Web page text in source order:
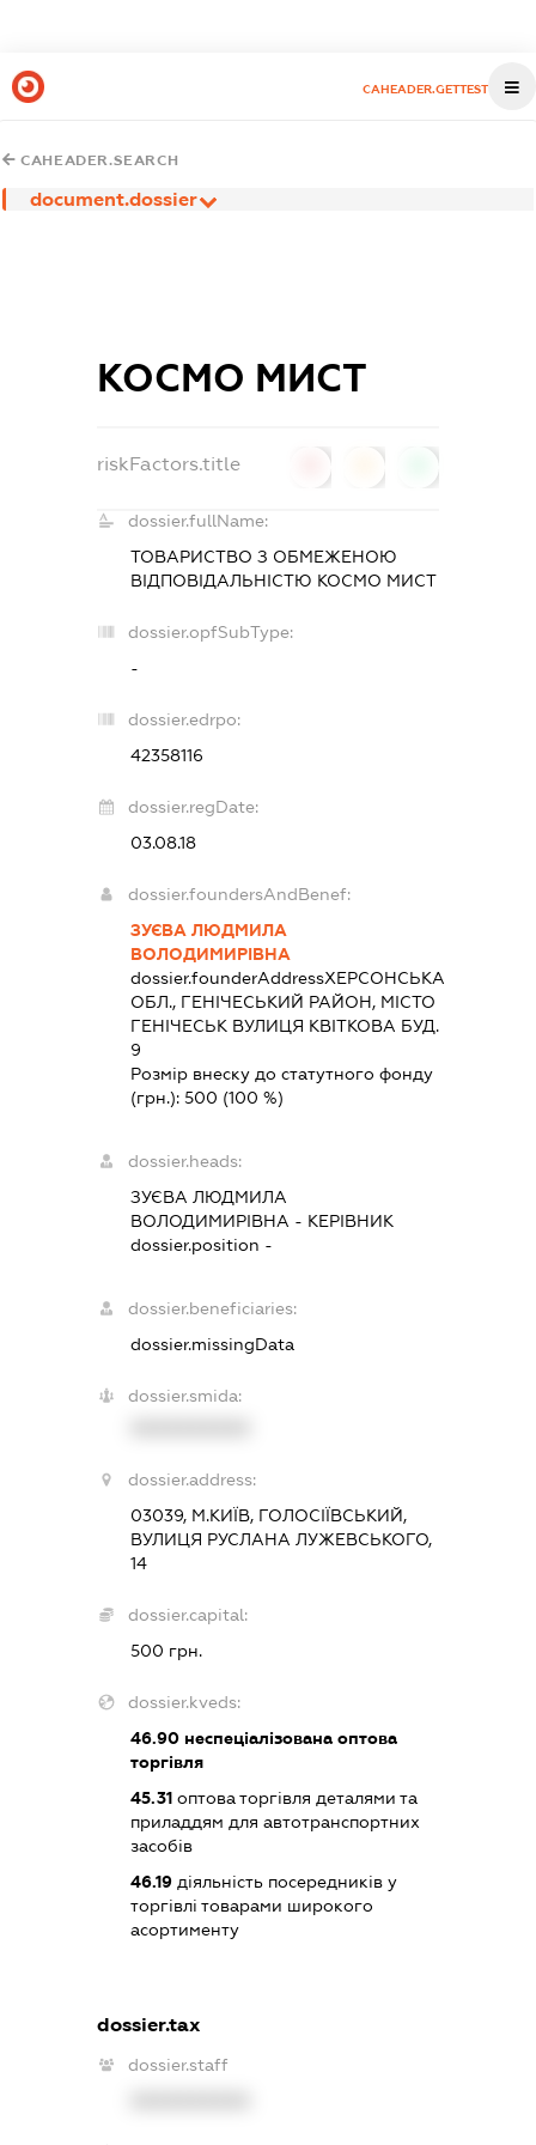
CAHEADER.GETTEST
CAHEADER.SEARCH
document.dossier
КОСМО МИСТ
riskFactors.title
dossier.fullName:
ТОВАРИСТВО З ОБМЕЖЕНОЮ
ВІДПОВІДАЛЬНІСТЮ КОСМО МИСТ
dossier.opfSubType:
-
dossier.edrpo:
42358116
dossier.regDate:
03.08.18
dossier.foundersAndBenef:
ЗУЄВА ЛЮДМИЛА
ВОЛОДИМИРІВНА
dossier.founderAddressХЕРСОНСЬКА
ОБЛ., ГЕНІЧЕСЬКИЙ РАЙОН, МІСТО
ГЕНІЧЕСЬК ВУЛИЦЯ КВІТКОВА БУД.
9
Розмір внеску до статутного фонду
(грн.): 500 (100 %)
dossier.heads:
ЗУЄВА ЛЮДМИЛА
ВОЛОДИМИРІВНА - КЕРІВНИК
dossier.position -
dossier.beneficiaries:
dossier.missingData
dossier.smida:
dossier.address:
03039, М.КИЇВ, ГОЛОСІЇВСЬКИЙ,
ВУЛИЦЯ РУСЛАНА ЛУЖЕВСЬКОГО,
14
dossier.capital:
500 грн.
dossier.kveds:
46.90неспеціалізована оптова
торгівля
45.31оптова торгівля деталями та
приладдям для автотранспортних
засобів
46.19діяльність посередників у
торгівлі товарами широкого
асортименту
dossier.tax
dossier.staff